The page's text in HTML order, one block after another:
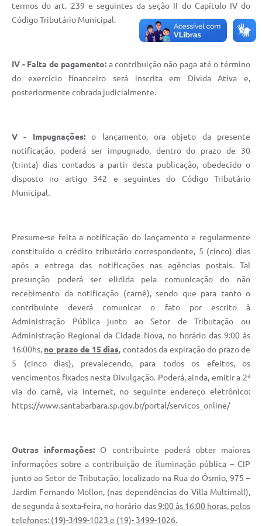
termos do art. 239 e seguintes da seção II do Capítulo IV do
Código Tributário Municipal.
IV - Falta de pagamento:a contribuição não paga até o término
do exercício financeiro será inscrita em Dívida Ativa e,
posteriormente cobrada judicialmente.
V - Impugnações:o lançamento, ora objeto da presente
notificação, poderá ser impugnado, dentro do prazo de 30
(trinta) dias contados a partir desta publicação, obedecido o
disposto no artigo 342 e seguintes do Código Tributário
Municipal.
Presume-se feita a notificação do lançamento e regularmente
constituído o crédito tributário correspondente, 5 (cinco) dias
após a entrega das notificações nas agências postais. Tal
presunção poderá ser elidida pela comunicação do não
recebimento da notificação (carnê), sendo que para tanto o
contribuinte deverá comunicar o fato por escrito à
Administração Pública junto ao Setor de Tributação ou
Administração Regional da Cidade Nova, no horário das 9:00 às
16:00hs, no prazo de 15 dias, contados da expiração do prazo de
5 (cinco dias), prevalecendo, para todos os efeitos, os
vencimentos fixados nesta Divulgação. Poderá, ainda, emitir a 2ª
via do carnê, via internet, no seguinte endereço eletrônico:
https://www.santabarbara.sp.gov.br/portal/servicos_online/
Outras informações: O contribuinte poderá obter maiores
informações sobre a contribuição de iluminação pública – CIP
junto ao Setor de Tributação, localizado na Rua do Ósmio, 975 –
Jardim Fernando Mollon, (nas dependências do Villa Multimall),
de segunda à sexta-feira, no horário das9:00 às 16:00 horas, pelos
telefones: (19)-3499-1023 e (19)- 3499-1026.